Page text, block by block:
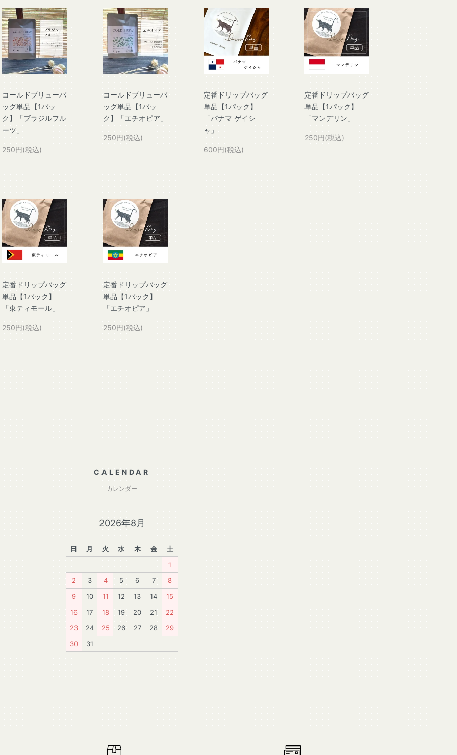
コールドブリューパ
ッグ単品【1パッ
ク】「ブラジルフル
ーツ」
250円(税込)
コールドブリューパ
ッグ単品【1パッ
ク】「エチオピア」
250円(税込)
定番ドリップバッグ
単品【1パック】
「パナマ ゲイシ
ャ」
600円(税込)
定番ドリップバッグ
単品【1パック】
「マンデリン」
250円(税込)
定番ドリップバッグ
単品【1パック】
「東ティモール」
250円(税込)
定番ドリップバッグ
単品【1パック】
「エチオピア」
250円(税込)
CALENDAR
カレンダー
2026年8月
日 月 火 水 木 金
土
1
2
3 4 5 6 7
8
9
10 11 12 13 14
15
16
17 18 19 20 21
22
23
24 25 26 27 28
29
30
31